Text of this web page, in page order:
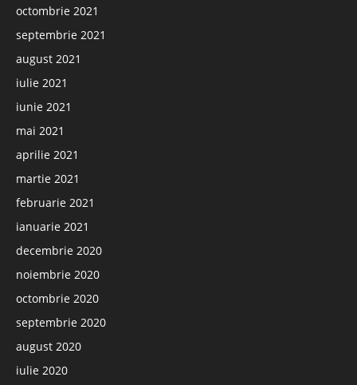
octombrie 2021
septembrie 2021
august 2021
iulie 2021
iunie 2021
mai 2021
aprilie 2021
martie 2021
februarie 2021
ianuarie 2021
decembrie 2020
noiembrie 2020
octombrie 2020
septembrie 2020
august 2020
iulie 2020